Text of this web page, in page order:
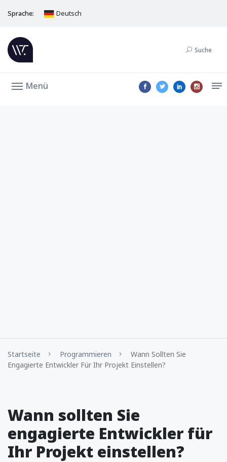
Sprache: Deutsch
Suche
Menü
Startseite Programmieren
Wann Sollten Sie
Engagierte Entwickler Für Ihr Projekt Einstellen?
Wann sollten Sie
engagierte Entwickler für
Ihr Projekt einstellen?